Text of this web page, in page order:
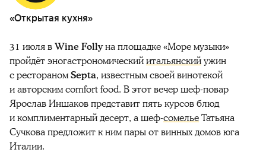
«Открытая кухня»
31 июля вWine Follyна площадке «Море музыки»
пройдёт эногастрономическийитальянскийужин
с рестораномSepta, известным своей винотекой
и авторским comfort food. В этот вечер шеф-повар
Ярослав Иншаков представит пять курсов блюд
и комплиментарный десерт, а шеф-сомельеТатьяна
Сучкова предложит к ним пары от винных домов юга
Италии.